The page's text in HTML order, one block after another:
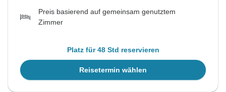
Preis basierend auf gemeinsam genutztem
Zimmer
Platz für 48 Std reservieren
Reisetermin wählen